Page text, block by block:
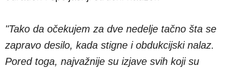
"Tako da očekujem za dve nedelje tačno šta se
zapravo desilo, kada stigne i obdukcijski nalaz.
Pored toga, najvažnije su izjave svih koji su